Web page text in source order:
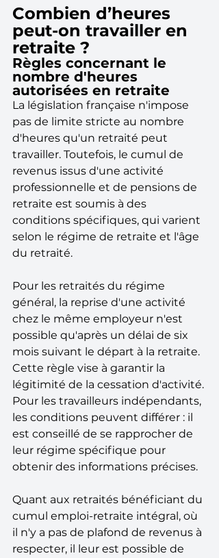
Combien d’heures
peut-on travailler en
retraite ?
Règles concernant le
nombre d'heures
autorisées en retraite
La législation française n'impose
pas de limite stricte au nombre
d'heures qu'un retraité peut
travailler. Toutefois, le cumul de
revenus issus d'une activité
professionnelle et de pensions de
retraite est soumis à des
conditions spécifiques, qui varient
selon le régime de retraite et l'âge
du retraité.
Pour les retraités du régime
général, la reprise d'une activité
chez le même employeur n'est
possible qu'après un délai de six
mois suivant le départ à la retraite.
Cette règle vise à garantir la
légitimité de la cessation d'activité.
Pour les travailleurs indépendants,
les conditions peuvent différer : il
est conseillé de se rapprocher de
leur régime spécifique pour
obtenir des informations précises.
Quant aux retraités bénéficiant du
cumul emploi-retraite intégral, où
il n'y a pas de plafond de revenus à
respecter, il leur est possible de